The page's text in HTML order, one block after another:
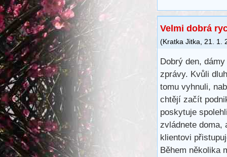
Velmi dobrá
(Kratka Jitka 21. 1.
Dobrý den,
zprávy. Kvůli
tomu vyhnuli,
chtějí začít
poskytuje
zvládnete doma,
klientovi
Během několika